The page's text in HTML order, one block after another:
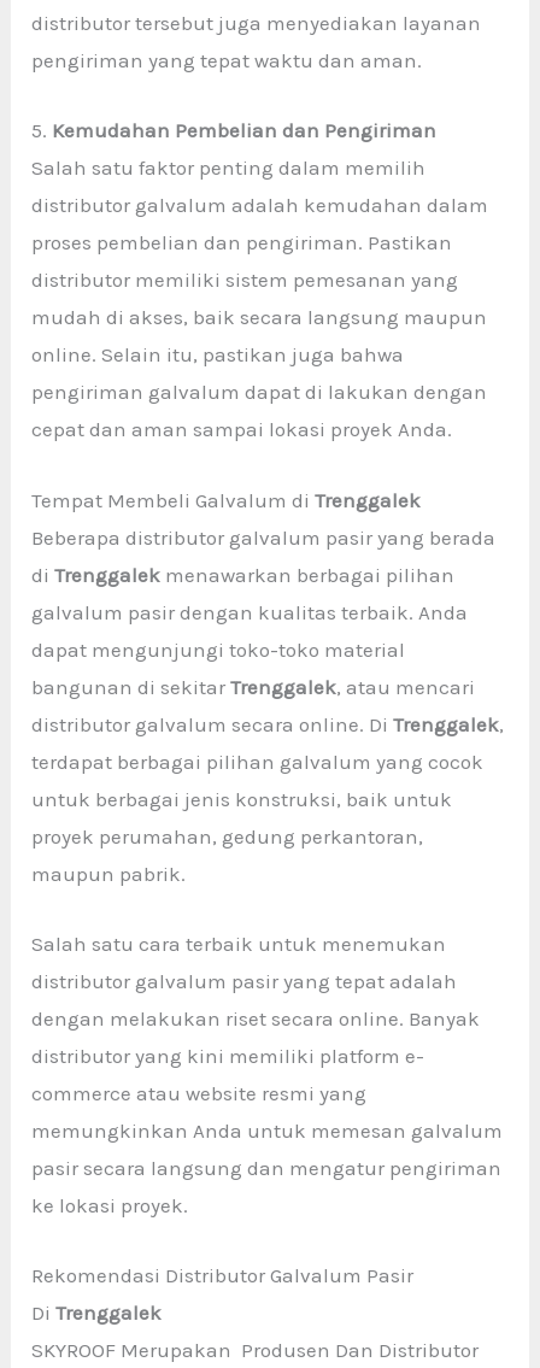
distributor tersebut juga menyediakan layanan
pengiriman yang tepat waktu dan aman.
5. Kemudahan Pembelian dan Pengiriman
Salah satu faktor penting dalam memilih
distributor galvalum adalah kemudahan dalam
proses pembelian dan pengiriman. Pastikan
distributor memiliki sistem pemesanan yang
mudah di akses, baik secara langsung maupun
online. Selain itu, pastikan juga bahwa
pengiriman galvalum dapat di lakukan dengan
cepat dan aman sampai lokasi proyek Anda.
Tempat Membeli Galvalum diTrenggalek
Beberapa distributor galvalum pasir yang berada
diTrenggalek menawarkan berbagai pilihan
galvalum pasir dengan kualitas terbaik. Anda
dapat mengunjungi toko-toko material
bangunan di sekitarTrenggalek, atau mencari
distributor galvalum secara online. DiTrenggalek,
terdapat berbagai pilihan galvalum yang cocok
untuk berbagai jenis konstruksi, baik untuk
proyek perumahan, gedung perkantoran,
maupun pabrik.
Salah satu cara terbaik untuk menemukan
distributor galvalum pasir yang tepat adalah
dengan melakukan riset secara online. Banyak
distributor yang kini memiliki platform e-
commerce atau website resmi yang
memungkinkan Anda untuk memesan galvalum
pasir secara langsung dan mengatur pengiriman
ke lokasi proyek.
Rekomendasi Distributor Galvalum Pasir
DiTrenggalek
SKYROOF Merupakan Produsen Dan Distributor